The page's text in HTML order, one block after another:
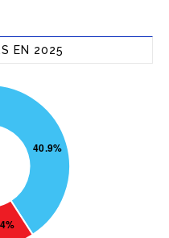
EN 2025